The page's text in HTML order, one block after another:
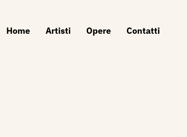
Home Artisti Opere Contatti